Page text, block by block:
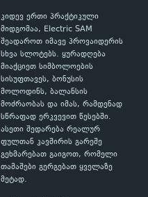
კიდევ ერთი პრაქტიკული
მიდგომაა, Electric SAM
შეადაროთ იმავე პროვაიდერის
სხვა სლოტებს. ყურადღება
მიაქციეთ სიმბოლოების
სისუფთავეს, ბონუსის
მოლოდინს, ბალანსის
მოძრაობას და იმას, რამდენად
სწრაფად ერკვევით წესებში.
ასეთი შედარება რეალურ
ფულთან კავშირის გარეშე
გეხმარებათ გაიგოთ, რომელი
თამაშები გერგებათ ყველაზე
მეტად.